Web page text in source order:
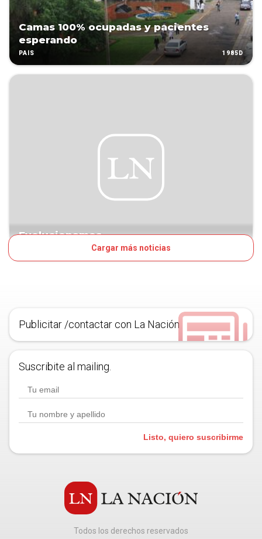
Camas 100% ocupadas y pacientes
esperando
PAÍS 1985D
Evolucionamos
Cargar más noticias
Publicitar /contactar con La Nación
Suscribite al mailing.
Listo, quiero suscribirme
Todos los derechos reservados